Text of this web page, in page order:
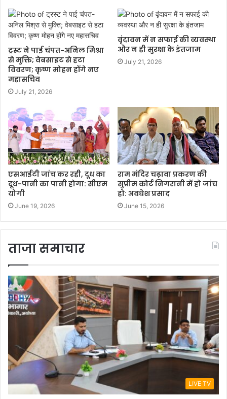
ट्रस्ट ने पाई चंपत-अनिल मिश्रा
से मुक्ति; वेबसाइट से हटा
विवरण; कृष्ण मोहन होंगे नए
महासचिव
July 21, 2026
वृंदावन में न सफाई की व्यवस्था
और न ही सुरक्षा के इंतजाम
July 21, 2026
एसआईटी जांच कर रही, दूध का
दूध-पानी का पानी होगा: सीएम
योगी
June 19, 2026
राम मंदिर चढ़ावा प्रकरण की
सुप्रीम कोर्ट निगरानी में हो जांच
हो: अवधेश प्रसाद
June 15, 2026
ताजा समाचार
LIVE TV